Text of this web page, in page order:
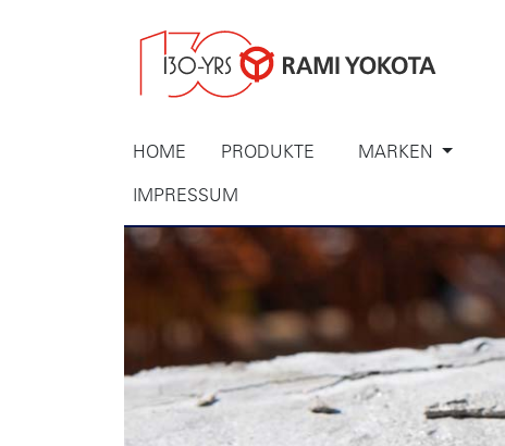
HOME PRODUKTE MARKEN
IMPRESSUM